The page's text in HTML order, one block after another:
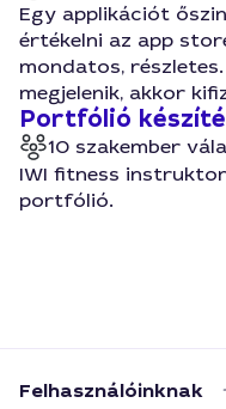
Egy applikációt
értékelni az app
mondatos,
megjelenik, akkor
Portfólió
10 szakember
IWI fitness instruktor
portfólió.
Felhasználóinknak